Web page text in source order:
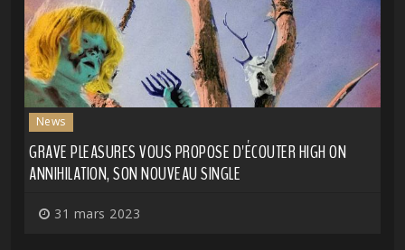
News
GRAVE PLEASURES VOUS PROPOSE D'ÉCOUTER HIGH ON
ANNIHILATION, SON NOUVEAU SINGLE
31 mars 2023